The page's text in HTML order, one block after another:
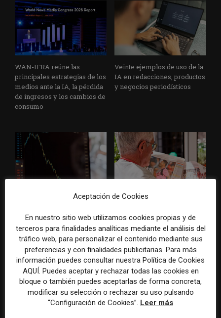
WAN-IFRA reúne las
principales estrategias de los
medios ante la IA, la pérdida
de ingresos y los cambios de
consumo
Veinte ejemplos de uso de la
IA en redacciones, productos
y negocios periodísticos
La bolsa ha borrado hasta el
grandes grupos de prensa
tradicionales
Los medios tienen audiencia,
cómo activar a los lectores
que siguen las noticias en
silencio
Aceptación de Cookies
En nuestro sitio web utilizamos cookies propias y de
terceros para finalidades analíticas mediante el análisis del
tráfico web, para personalizar el contenido mediante sus
preferencias y con finalidades publicitarias. Para más
información puedes consultar nuestra Política de Cookies
AQUÍ. Puedes aceptar y rechazar todas las cookies en
bloque o también puedes aceptarlas de forma concreta,
modificar su selección o rechazar su uso pulsando
“Configuración de Cookies”. Leer más